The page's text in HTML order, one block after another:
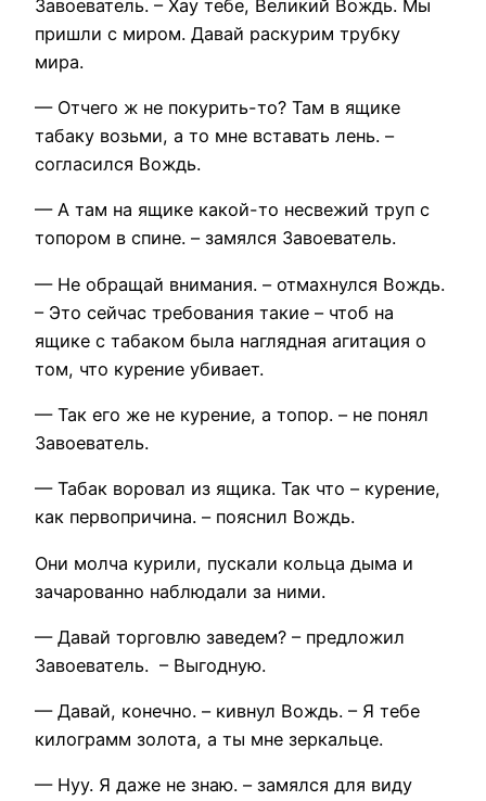
Завоеватель. – Хау тебе, Великий Вождь. Мы
пришли с миром. Давай раскурим трубку
мира.
— Отчего ж не покурить-то? Там в ящике
табаку возьми, а то мне вставать лень. –
согласился Вождь.
— А там на ящике какой-то несвежий труп с
топором в спине. – замялся Завоеватель.
— Не обращай внимания. – отмахнулся Вождь.
– Это сейчас требования такие – чтоб на
ящике с табаком была наглядная агитация о
том, что курение убивает.
— Так его же не курение, а топор. – не понял
Завоеватель.
— Табак воровал из ящика. Так что – курение,
как первопричина. – пояснил Вождь.
Они молча курили, пускали кольца дыма и
зачарованно наблюдали за ними.
— Давай торговлю заведем? – предложил
Завоеватель. – Выгодную.
— Давай, конечно. – кивнул Вождь. – Я тебе
килограмм золота, а ты мне зеркальце.
— Нуу. Я даже не знаю. – замялся для виду